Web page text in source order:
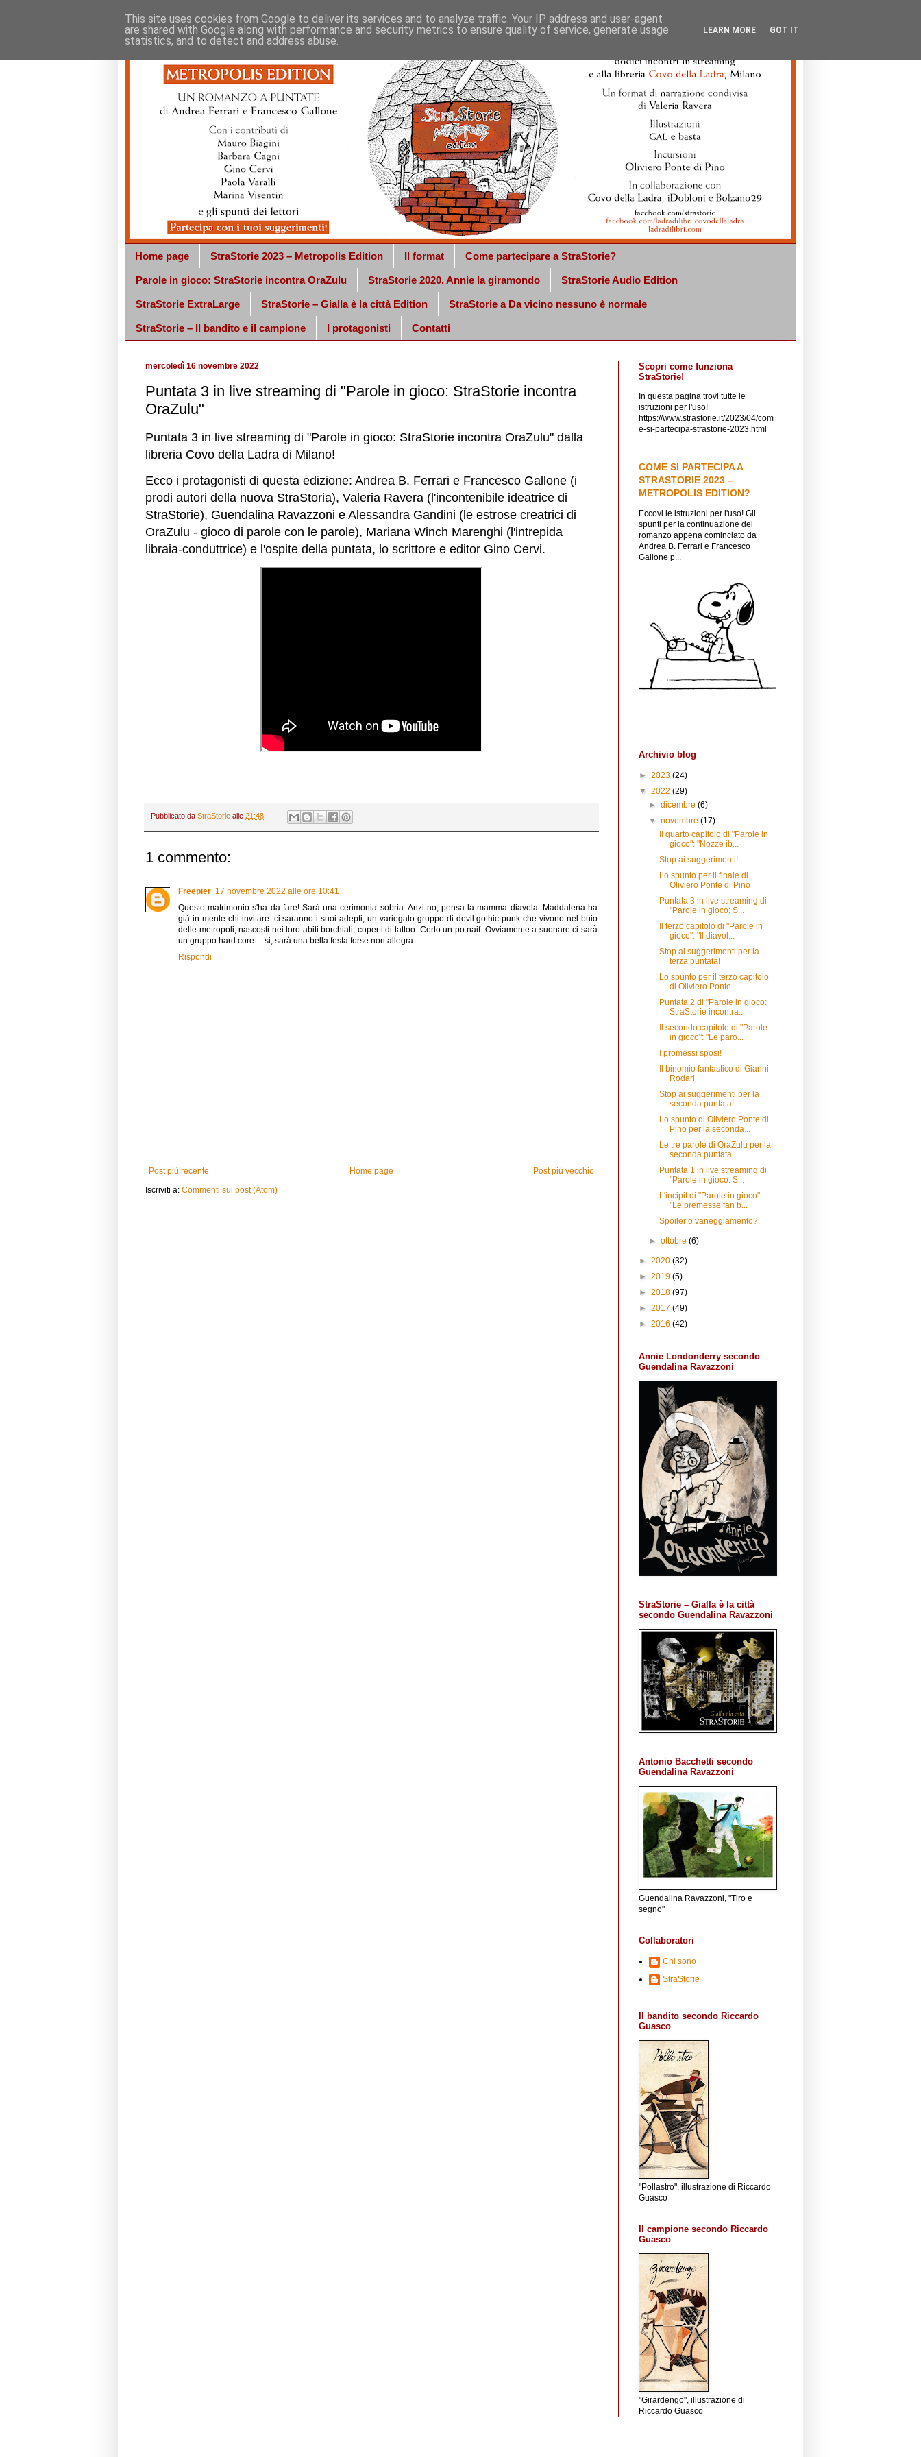
Home page StraStorie 2023 – Metropolis Edition Il format Come partecipare a StraStorie?
Parole in gioco: StraStorie incontra OraZulu StraStorie 2020. Annie la giramondo StraStorie Audio Edition
StraStorie ExtraLarge StraStorie – Gialla è la città Edition StraStorie a Da vicino nessuno è normale
StraStorie – Il bandito e il campione I protagonisti Contatti
mercoledì 16 novembre 2022
Puntata 3 in live streaming di "Parole in gioco: StraStorie incontra
OraZulu"
Puntata 3 in live streaming di "Parole in gioco: StraStorie incontra OraZulu" dalla
libreria Covo della Ladra di Milano!
Ecco i protagonisti di questa edizione: Andrea B. Ferrari e Francesco Gallone (i
prodi autori della nuova StraStoria), Valeria Ravera (l'incontenibile ideatrice di
StraStorie), Guendalina Ravazzoni e Alessandra Gandini (le estrose creatrici di
OraZulu - gioco di parole con le parole), Mariana Winch Marenghi (l'intrepida
libraia-conduttrice) e l'ospite della puntata, lo scrittore e editor Gino Cervi.
Pubblicato da StraStorie alle 21:48
1 commento:
Freepier 17 novembre 2022 alle ore 10:41
Questo matrimonio s'ha da fare! Sarà una cerimonia sobria. Anzi no, pensa la mamma diavola. Maddalena ha
già in mente chi invitare: ci saranno i suoi adepti, un variegato gruppo di devil gothic punk che vivono nel buio
delle metropoli, nascosti nei loro abiti borchiati, coperti di tattoo. Certo un po naif. Ovviamente a suonare ci sarà
un gruppo hard core ... si, sarà una bella festa forse non allegra
Rispondi
Post più recente Post più vecchio
Home page
Iscriviti a: Commenti sul post (Atom)
Scopri come funziona
StraStorie!
In questa pagina trovi tutte le
istruzioni per l'uso!
https://www.strastorie.it/2023/04/com
e-si-partecipa-strastorie-2023.html
COME SI PARTECIPA A
STRASTORIE 2023 –
METROPOLIS EDITION?
Eccovi le istruzioni per l'uso! Gli
spunti per la continuazione del
romanzo appena cominciato da
Andrea B. Ferrari e Francesco
Gallone p...
Archivio blog
► 2023 (24)
▼ 2022 (29)
►dicembre(6)
▼novembre(17)
Il quarto capitolo di "Parole in
gioco": "Nozze ib...
Stop ai suggerimenti!
Lo spunto per il finale di
Oliviero Ponte di Pino
Puntata 3 in live streaming di
"Parole in gioco: S...
Il terzo capitolo di "Parole in
gioco": "Il diavol...
Stop ai suggerimenti per la
terza puntata!
Lo spunto per il terzo capitolo
di Oliviero Ponte ...
Puntata 2 di "Parole in gioco:
StraStorie incontra...
Il secondo capitolo di "Parole
in gioco": "Le paro...
I promessi sposi!
Il binomio fantastico di Gianni
Rodari
Stop ai suggerimenti per la
seconda puntata!
Lo spunto di Oliviero Ponte di
Pino per la seconda...
Le tre parole di OraZulu per la
seconda puntata
Puntata 1 in live streaming di
"Parole in gioco: S...
L'incipit di "Parole in gioco":
"Le premesse fan b...
Spoiler o vaneggiamento?
►ottobre(6)
► 2020 (32)
► 2019 (5)
► 2018 (97)
► 2017 (49)
► 2016 (42)
Annie Londonderry secondo
Guendalina Ravazzoni
StraStorie – Gialla è la città
secondo Guendalina Ravazzoni
Antonio Bacchetti secondo
Guendalina Ravazzoni
Guendalina Ravazzoni, "Tiro e
segno"
Collaboratori
Chi sono
StraStorie
Il bandito secondo Riccardo
Guasco
"Pollastro", illustrazione di Riccardo
Guasco
Il campione secondo Riccardo
Guasco
"Girardengo", illustrazione di
Riccardo Guasco
This site uses cookies from Google to deliver its services and to analyze traffic. Your IP address and user-agent
are shared with Google along with performance and security metrics to ensure quality of service, generate usage
statistics, and to detect and address abuse.
LEARN MORE GOT IT